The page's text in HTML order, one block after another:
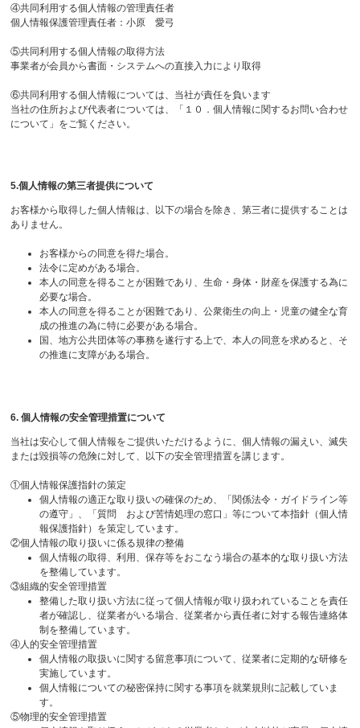
④共同利用する個人情報の管理責任者
個人情報保護管理責任者：小原 愛弓
⑤共同利用する個人情報の取得方法
事業者が会員から書面・システムへの直接入力により取得
⑥共同利用する個人情報については、当社が責任を負います
当社の住所および代表者については、「１０．個人情報に関するお問い合わせ
について」をご覧ください。
5.個人情報の第三者提供について
お客様から取得した個人情報は、以下の場合を除き、第三者に提供することは
ありません。
お客様からの同意を得た場合。
法令に定めがある場合。
本人の同意を得ることが困難であり、生命・身体・財産を保護する為に
必要な場合。
本人の同意を得ることが困難であり、公衆衛生の向上・児童の健全な育
成の推進の為に特に必要がある場合。
国、地方公共団体等の事務を遂行する上で、本人の同意を求めると、そ
の推進に支障がある場合。
6. 個人情報の安全管理措置について
当社は安心して個人情報をご提供いただけるように、個人情報の漏えい、滅失
または毀損等の危険に対して、以下の安全管理措置を講じます。
①個人情報保護指針の策定
個人情報の適正な取り扱いの確保のため、「関係法令・ガイドライン等
の遵守」、「質問 および苦情処理の窓口」等について本指針（個人情
報保護指針）を策定しています。
②個人情報の取り扱いに係る規律の整備
個人情報の取得、利用、保存等をおこなう場合の基本的な取り扱い方法
を整備しています。
③組織的安全管理措置
整備した取り扱い方法に従って個人情報が取り扱われていることを責任
者が確認し、従業者がいる場合、従業者から責任者に対する報告連絡体
制を整備しています。
④人的安全管理措置
個人情報の取扱いに関する留意事項について、従業者に定期的な研修を
実施しています。
個人情報についての秘密保持に関する事項を就業規則に記載していま
す。
⑤物理的安全管理措置